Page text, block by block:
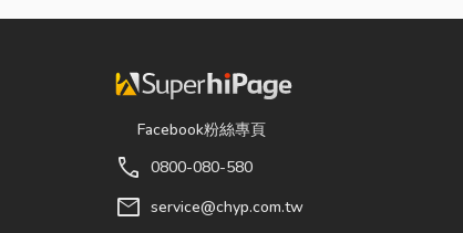
Facebook粉絲專頁
call 0800-080-580
mail service@chyp.com.tw